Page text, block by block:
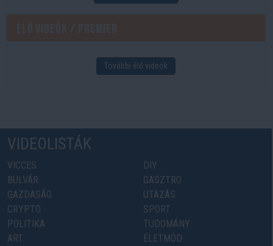
További élő videók
VIDEOLISTÁK
VICCES
BULVÁR
GAZDASÁG
CRYPTO
POLITIKA
ART
DIY
GASZTRO
UTAZÁS
SPORT
TUDOMÁNY
ÉLETMÓD